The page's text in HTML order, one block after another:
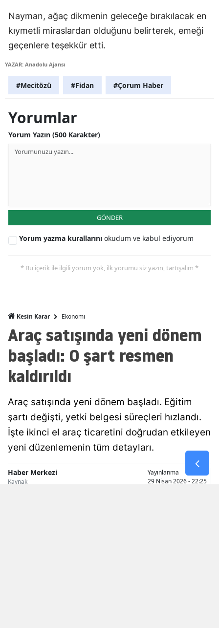
Gaziantep
İstanbul
İzmir
Kırşehir
Kocaeli
Kütahya
Malatya
Manisa
Kahramanmaraş
Mardin
Nayman, ağaç dikmenin geleceğe bırakılacak en
kıymetli miraslardan olduğunu belirterek, emeği
geçenlere teşekkür etti.
YAZAR: Anadolu Ajansı
#Mecitözü #Fidan #Çorum Haber
Yorumlar
Yorum Yazın (500 Karakter)
GÖNDER
Yorum yazma kurallarını okudum ve kabul ediyorum
* Bu içerik ile ilgili yorum yok, ilk yorumu siz yazın, tartışalım *
Kesin Karar Ekonomi
Araç satışında yeni dönem
başladı: O şart resmen
kaldırıldı
Araç satışında yeni dönem başladı. Eğitim
şartı değişti, yetki belgesi süreçleri hızlandı.
İşte ikinci el araç ticaretini doğrudan etkileyen
yeni düzenlemenin tüm detayları.
Haber Merkezi
Kaynak
Yayınlanma
29 Nisan 2026 - 22:25